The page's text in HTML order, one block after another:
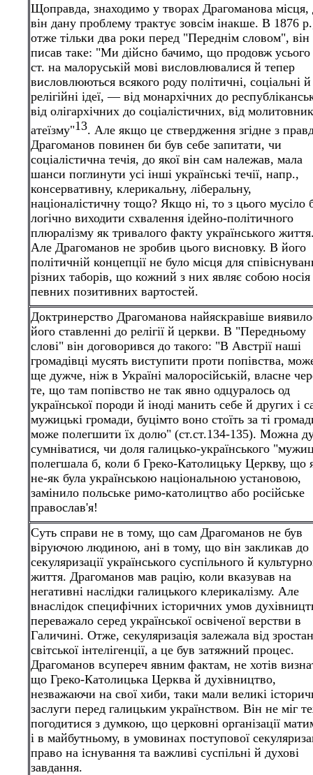
Щоправда, знаходимо у творах Драгоманова місця,
він дану проблему трактує зовсім інакше. В 1876
отже тільки два роки перед "Переднім словом", він
писав таке: "Ми дійсно бачимо, що продовж
ст. на малоруській мові висловлювалися й тепер
висловлюються всякого роду політичні, соціальні й
релігійні ідеї, — від монархічних до
від олігархічних до соціалістичних, від
атеїзму"13. Але якщо це ствердження згідне з
Драгоманов повинен би був себе запитати, чи
соціалістична течія, до якої він сам належав, мала
шанси поглинути усі інші українські течії, напр.,
консервативну, клерикальну, ліберальну,
націоналістичну тощо? Якщо ні, то з цього мусіло
логічно виходити схвалення ідейно-політичного
плюралізму як тривалого факту українського
Але Драгоманов не зробив цього висновку. В його
політичній концепції не було місця для
різних таборів, що кожний з них являє собою носія
певних позитивних вартостей.
Доктринерство Драгоманова найяскравіше
його ставленні до релігії й церкви. В "Передньому
слові" він договорився до такого: "В Австрії наші
громадівці мусять виступити проти попівства,
ще дужче, ніж в Україні малоросійській, власне
те, що там попівство не так явно одцуралось од
української породи й іноді манить себе й других і
мужицькі громади, буцімто воно стоїть за ті
може полегшити їх долю" (ст.ст.134-135). Можна
сумніватися, чи доля галицько-українського
полегшала б, коли б Греко-Католицьку Церкву, що
не-як була українською національною установою,
замінило польське римо-католицтво або російське
православ'я!
Суть справи не в тому, що сам Драгоманов не був
віруючою людиною, ані в тому, що він закликав до
секуляризації українського суспільного й
життя. Драгоманов мав рацію, коли вказував на
негативні наслідки галицького клерикалізму. Але
внаслідок специфічних історичних умов
переважало серед української освіченої верстви в
Галичині. Отже, секуляризація залежала від
світської інтелігенції, а це був затяжний процес.
Драгоманов всупереч явним фактам, не хотів
що Греко-Католицька Церква й духівництво,
незважаючи на свої хиби, таки мали великі
заслуги перед галицьким українством. Він не міг
погодитися з думкою, що церковні організації
і в майбутньому, в умовинах поступової
право на існування та важливі суспільні й духові
завдання.